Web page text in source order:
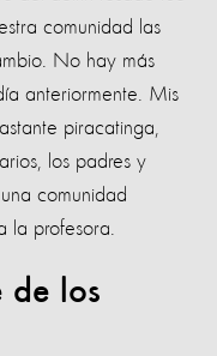
comunidad las
No hay más
anteriormente. Mis
piracatinga,
los padres y
comunidad
la profesora.
de los